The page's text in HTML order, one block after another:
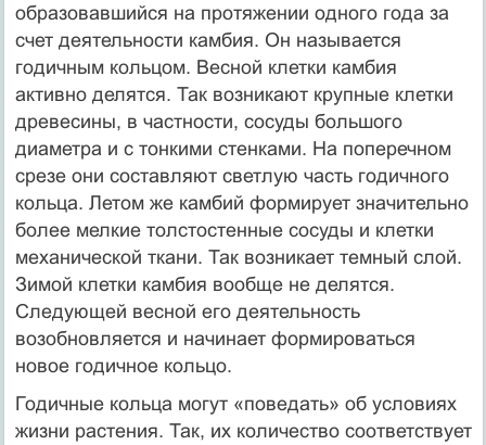
образовавшийся на протяжении одного года за
счет деятельности камбия. Он называется
годичным кольцом. Весной клетки камбия
активно делятся. Так возникают крупные клетки
древесины, в частности, сосуды большого
диаметра и с тонкими стенками. На поперечном
срезе они составляют светлую часть годичного
кольца. Летом же камбий формирует значительно
более мелкие толстостенные сосуды и клетки
механической ткани. Так возникает темный слой.
Зимой клетки камбия вообще не делятся.
Следующей весной его деятельность
возобновляется и начинает формироваться
новое годичное кольцо.
Годичные кольца могут «поведать» об условиях
жизни растения. Так, их количество соответствует